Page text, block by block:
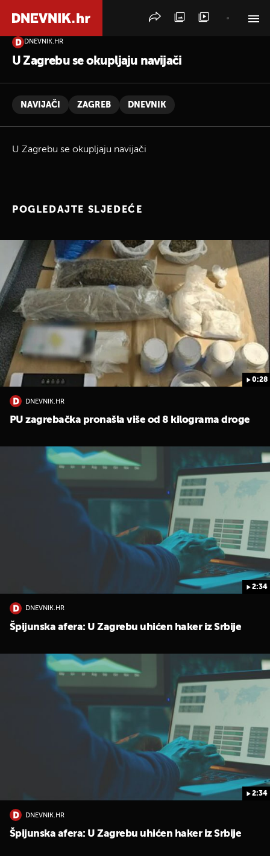
DNEVNIK.HR
U Zagrebu se okupljaju navijači
NAVIJAČI ZAGREB DNEVNIK
U Zagrebu se okupljaju navijači
POGLEDAJTE SLJEDEĆE
0:28
DNEVNIK.HR
PU zagrebačka pronašla više od 8 kilograma droge
2:34
DNEVNIK.HR
Špijunska afera: U Zagrebu uhićen haker iz Srbije
2:34
DNEVNIK.HR
Špijunska afera: U Zagrebu uhićen haker iz Srbije
PRETRAŽITE VIJESTI